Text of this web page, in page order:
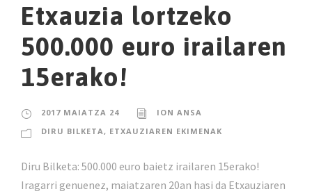
Etxauzia lortzeko
500.000 euro irailaren
15erako!
2017 MAIATZA 24
ION ANSA
DIRU BILKETA, ETXAUZIAREN EKIMENAK
Diru Bilketa: 500.000 euro baietz irailaren 15erako!
Iragarri genuenez, maiatzaren 20an hasi da Etxauziaren